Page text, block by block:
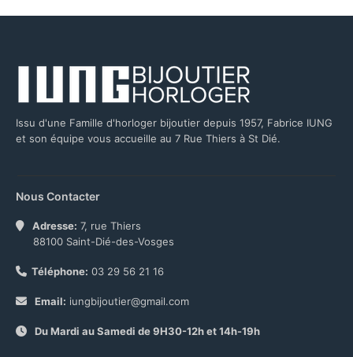
Issu d'une Famille d'horloger bijoutier depuis 1957, Fabrice IUNG
et son équipe vous accueille au 7 Rue Thiers à St Dié.
Nous Contacter
Adresse: 7, rue Thiers
88100 Saint-Dié-des-Vosges
Téléphone: 03 29 56 21 16
Email: iungbijoutier@gmail.com
Du Mardi au Samedi de 9H30-12h et 14h-19h